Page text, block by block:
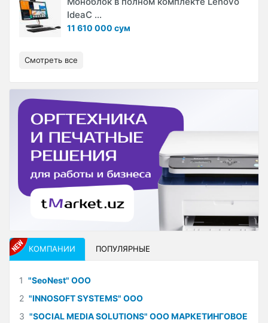
IdeaC ...
11 610 000 сум
Смотреть все
КОМПАНИИ ПОПУЛЯРНЫЕ
1 "SeoNest" ООО
2 "INNOSOFT SYSTEMS" ООО
3 "SOCIAL MEDIA SOLUTIONS" ООО МАРКЕТИНГОВОЕ